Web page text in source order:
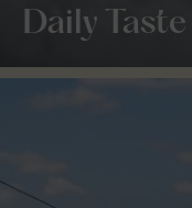
Daily